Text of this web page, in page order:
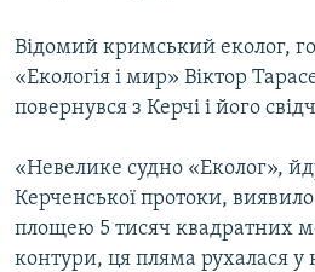
Відомий кримський еколог,
«Екологія і мир» Віктор
повернувся з Керчі і його
«Невелике судно «Еколог»,
Керченської протоки,
площею 5 тисяч квадратних
контури, ця пляма рухалася